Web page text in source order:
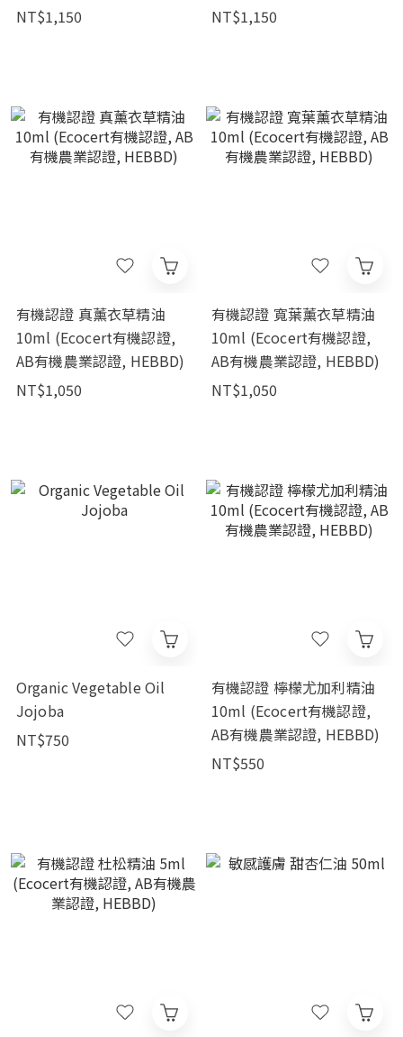
NT$1,150 NT$1,150
有機認證 真薰衣草精油
10ml (Ecocert有機認證,
AB有機農業認證, HEBBD)
NT$1,050
有機認證 寬葉薰衣草精油
10ml (Ecocert有機認證,
AB有機農業認證, HEBBD)
NT$1,050
Organic Vegetable Oil
Jojoba
NT$750
有機認證 檸檬尤加利精油
10ml (Ecocert有機認證,
AB有機農業認證, HEBBD)
NT$550